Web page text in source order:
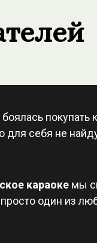
покупать
для себя не
караоке мы
один из